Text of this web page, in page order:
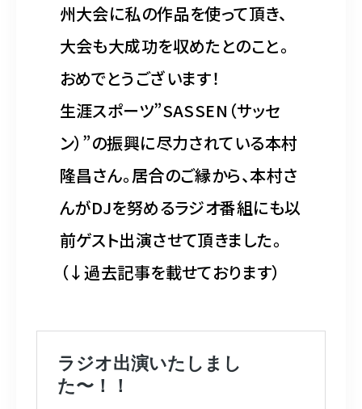
州大会に私の作品を使って頂き、
大会も大成功を収めたとのこと。
おめでとうございます！
生涯スポーツ”SASSEN（サッセ
ン）”の振興に尽力されている本村
隆昌さん。居合のご縁から、本村さ
んがDJを努めるラジオ番組にも以
前ゲスト出演させて頂きました。
（↓過去記事を載せております）